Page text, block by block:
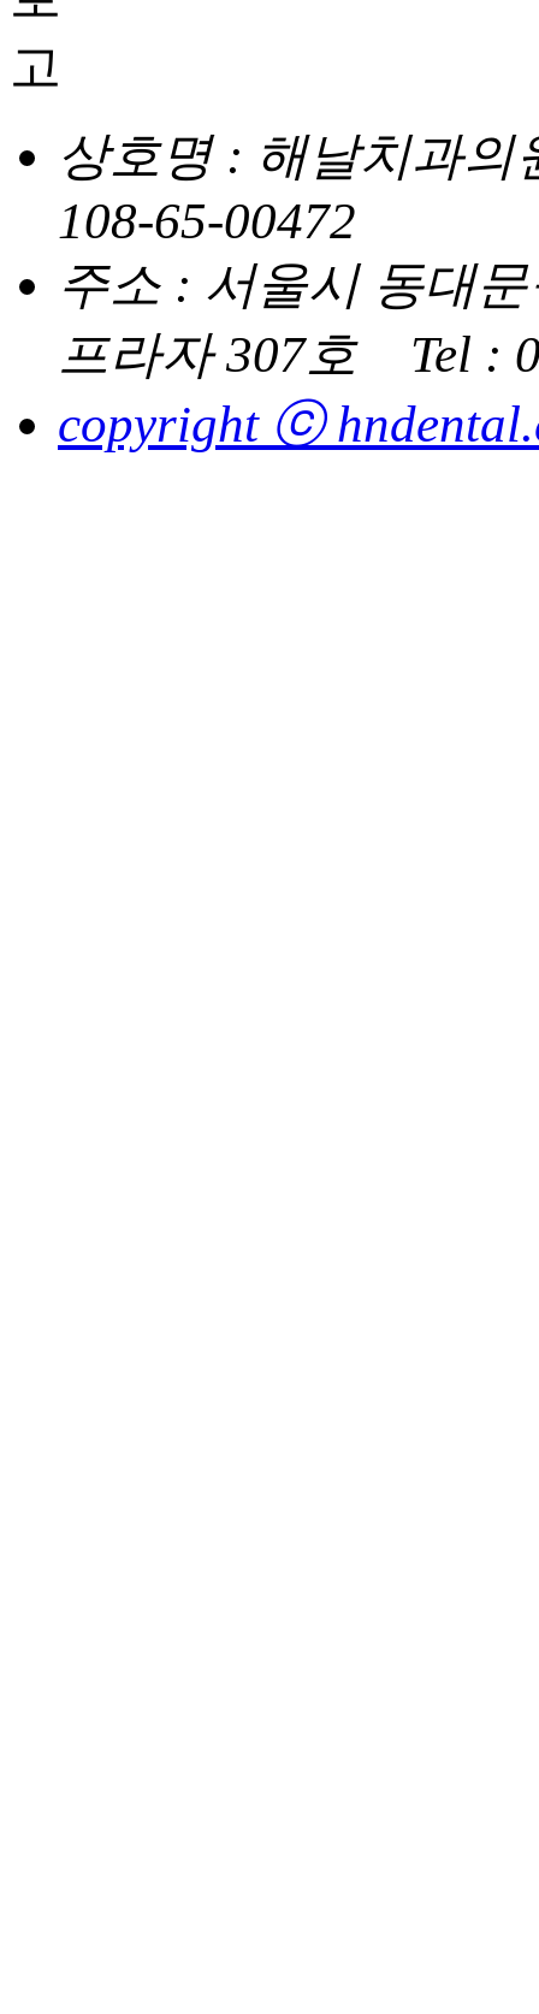
상호명 : 해날치과
108-65-00472
주소 : 서울시 동대
프라자 307호 Tel :
copyright ⓒ